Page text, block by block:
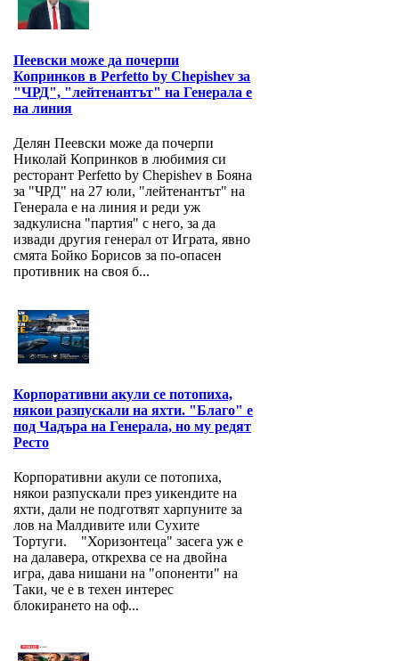
Пеевски може да почерпи
Копринков в Perfetto by Chepishev за
"ЧРД", "лейтенантът" на Генерала е
на линия
Делян Пеевски може да почерпи
Николай Копринков в любимия си
ресторант Perfetto by Chepishev в Бояна
за "ЧРД" на 27 юли, "лейтенантът" на
Генерала е на линия и реди уж
задкулисна "партия" с него, за да
извади другия генерал от Играта, явно
смята Бойко Борисов за по-опасен
противник на своя б...
Корпоративни акули се потопиха,
някои разпускали на яхти. "Благо" е
под Чадъра на Генерала, но му редят
Ресто
Корпоративни акули се потопиха,
някои разпускали през уикендите на
яхти, дали не подготвят харпуните за
лов на Малдивите или Сухите
Тортуги. "Хоризонтеца" засега уж е
на далавера, открехва се на двойна
игра, дава нишани на "опоненти" на
Таки, че е в техен интерес
блокирането на оф...